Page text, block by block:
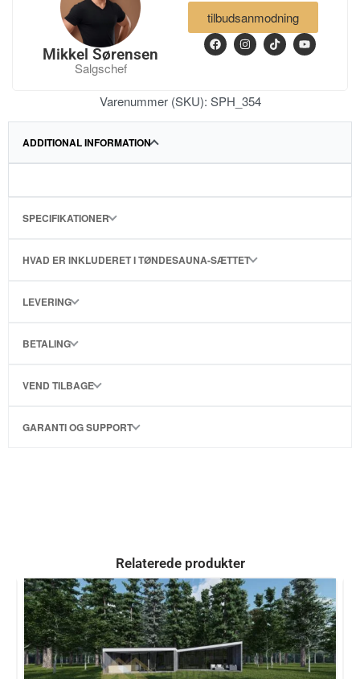
tilbudsanmodning
Mikkel Sørensen
Salgschef
Varenummer (SKU): SPH_354
ADDITIONAL INFORMATION
SPECIFIKATIONER
HVAD ER INKLUDERET I TØNDESAUNA-SÆTTET
LEVERING
BETALING
VEND TILBAGE
GARANTI OG SUPPORT
Relaterede produkter